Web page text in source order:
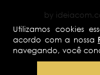
Utilizamos cookies
acordo com a nossa
navegando, você
by